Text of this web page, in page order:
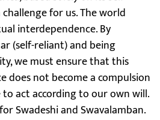
for us. The world
interdependence. By
(self-reliant) and being
we must ensure that this
does not become a compulsion
act according to our own will.
Swadeshi and Swavalamban.